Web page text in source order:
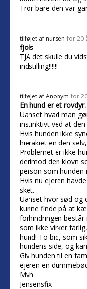
Tror bare den var
tilføjet af nursen for 20
fjols
TJA det skulle du
indstilling!!!!!!!
tilføjet afAnonym for
En hund er et rovdyr.
Uanset hvad man
instinktivt ved at
Hvis hunden ikke
hierakiet en den
Problemet er ikke
derimod den klovn
person som hunden
Hvis nu ejeren
sket.
Uanset hvor sød og
kunne finde på at
forhindringen
som ikke virker
hund! To bid, som
hundens side, og
Giv hunden til en
ejeren en
Mvh
Jensensfix